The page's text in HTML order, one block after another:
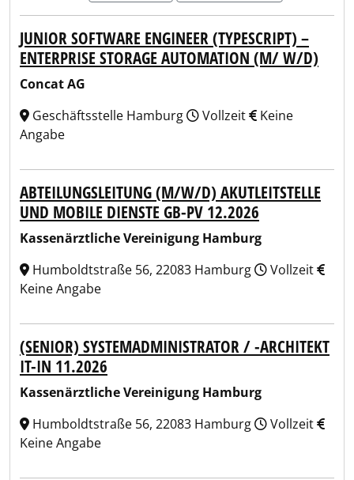
JUNIOR SOFTWARE ENGINEER (TYPESCRIPT) –
ENTERPRISE STORAGE AUTOMATION (M/ W/D)
Concat AG
Geschäftsstelle Hamburg
Vollzeit
Keine
Angabe
ABTEILUNGSLEITUNG (M/W/D) AKUTLEITSTELLE
UND MOBILE DIENSTE GB-PV 12.2026
Kassenärztliche Vereinigung Hamburg
Humboldtstraße 56, 22083 Hamburg
Vollzeit
Keine Angabe
(SENIOR) SYSTEMADMINISTRATOR / -ARCHITEKT
IT-IN 11.2026
Kassenärztliche Vereinigung Hamburg
Humboldtstraße 56, 22083 Hamburg
Vollzeit
Keine Angabe